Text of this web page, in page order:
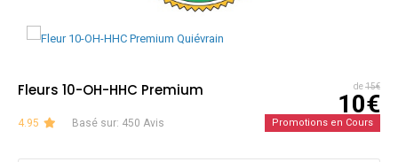
Fleurs 10-OH-HHC Premium de15€
10€
4.95 Basé sur: 450 Avis Promotions en Cours